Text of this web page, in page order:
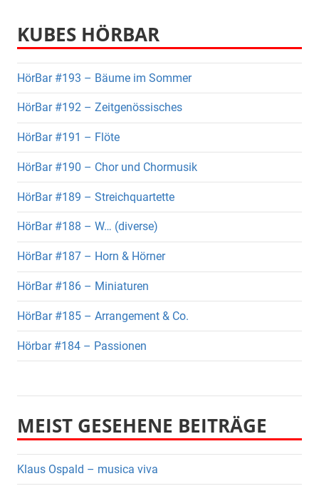
KUBES HÖRBAR
HörBar #193 – Bäume im Sommer
HörBar #192 – Zeitgenössisches
HörBar #191 – Flöte
HörBar #190 – Chor und Chormusik
HörBar #189 – Streichquartette
HörBar #188 – W… (diverse)
HörBar #187 – Horn & Hörner
HörBar #186 – Miniaturen
HörBar #185 – Arrangement & Co.
Hörbar #184 – Passionen
MEIST GESEHENE BEITRÄGE
Klaus Ospald – musica viva